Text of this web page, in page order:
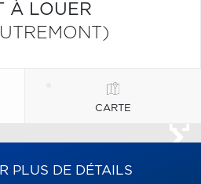
À LOUER
CARTE
PLUS DE DÉTAILS